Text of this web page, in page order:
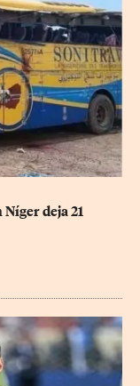
deja 21